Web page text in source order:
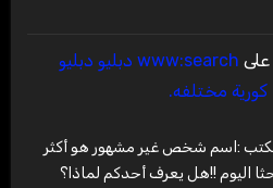
على
www:search دبليو دبليو
كورية مختلفه.
:اسم شخص غير مشهور هو أكثر
اليوم !!هل يعرف أحدكم لماذا؟